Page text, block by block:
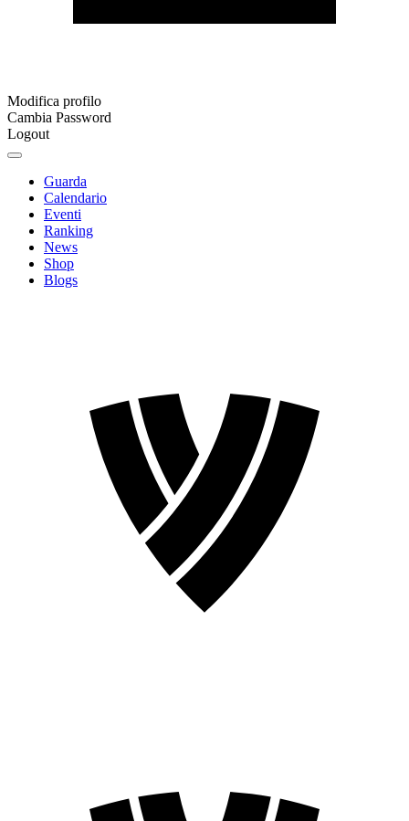
Modifica profilo
Cambia Password
Logout
Guarda
Calendario
Eventi
Ranking
News
Shop
Blogs